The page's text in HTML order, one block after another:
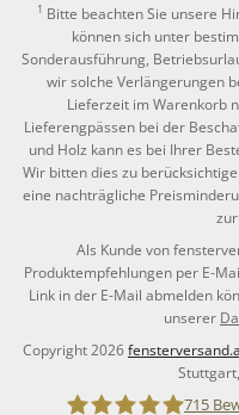
1 Bitte beachten Sie unsere
können sich unter
Sonderausführung,
wir solche Verlängerungen
Lieferzeit im Warenkorb
Lieferengpässen bei der
und Holz kann es bei Ihrer
Wir bitten dies zu
eine nachträgliche
Als Kunde von
Produktempfehlungen per E-
Link in der E-Mail abmelden
unserer
Copyright 2026
715